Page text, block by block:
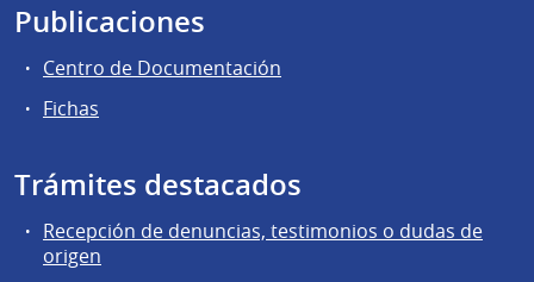
Publicaciones
Centro de Documentación
Fichas
Trámites destacados
Recepción de denuncias, testimonios o dudas de
origen